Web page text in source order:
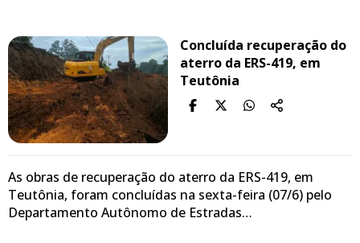
Concluída recuperação do
aterro da ERS-419, em
Teutônia
As obras de recuperação do aterro da ERS-419, em
Teutônia, foram concluídas na sexta-feira (07/6) pelo
Departamento Autônomo de Estradas…